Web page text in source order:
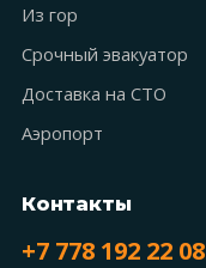
Из гор
Срочный эвакуатор
Доставка на СТО
Аэропорт
Контакты
+7 778 192 22 08